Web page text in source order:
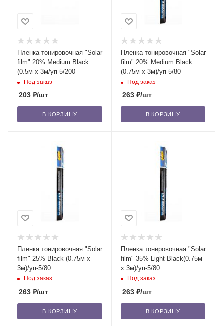
Пленка тонировочная "Solar
film" 20% Medium Black
(0.5м x 3м/уп-5/200
Под заказ
203 ₽/шт
В КОРЗИНУ
Пленка тонировочная "Solar
film" 20% Medium Black
(0.75м x 3м)/уп-5/80
Под заказ
263₽/шт
В КОРЗИНУ
Пленка тонировочная "Solar
film" 25% Blaсk (0.75м x
3м)/уп-5/80
Под заказ
263 ₽/шт
В КОРЗИНУ
Пленка тонировочная "Solar
film" 35% Light Black(0.75м
x 3м)/уп-5/80
Под заказ
263₽/шт
В КОРЗИНУ